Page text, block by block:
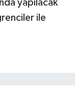
yapılacak
ile